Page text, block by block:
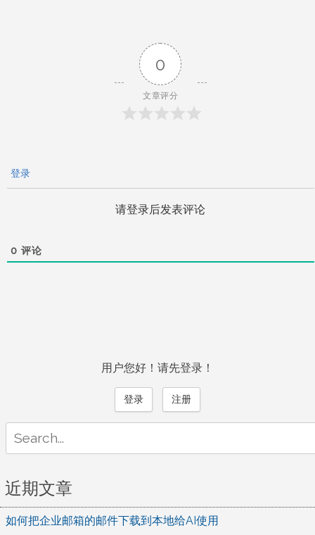
0
文章评分
登录
请登录后发表评论
0 评论
用户您好！请先登录！
登录 注册
for:
近期文章
如何把企业邮箱的邮件下载到本地给AI使用